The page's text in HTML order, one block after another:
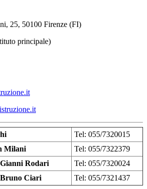
25, 50100 Firenze (FI)
principale)
Tel: 055/7320015
Milani
Tel: 055/7322379
Rodari
Tel: 055/7320024
Bruno Ciari
Tel: 055/7321437